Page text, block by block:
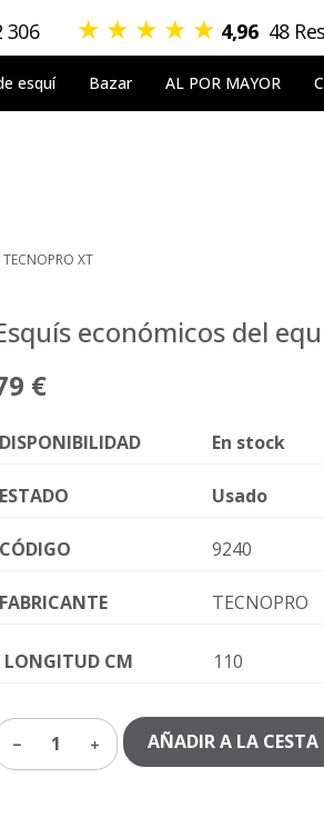
306 ★ ★ ★ ★ ★ 4,96 48
esquí Bazar AL POR MAYOR
XT
económicos del
€
DISPONIBILIDAD En stock
ESTADO Usado
CÓDIGO 9240
FABRICANTE TECNOPRO
LONGITUD CM 110
1 AÑADIR A LA CESTA